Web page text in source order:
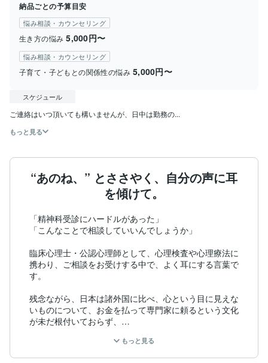
納品ごとの予算目安
悩み相談・カウンセリング
生き方の悩み 5,000円〜
悩み相談・カウンセリング
子育て・子どもとの関係性の悩み 5,000円〜
スケジュール
ご連絡はいつ頂いても構いませんが、日中は勤務の...
もっと見る
“あのね、” とささやく、自分の声に耳
を傾けて。
「精神科受診にハードルがあった」
「こんなことで相談していいんでしょうか」
臨床心理士・公認心理師として、心理検査や心理療法に
携わり、ご相談をお受けする中で、よく耳にする言葉で
す。
残念ながら、日本は諸外国に比べ、心という目に見えな
いものについて、お金を払って専門家に頼るという文化
が未だ根付いておらず、
過小評価されている現状があります。
ほとんどの人が専属のカウンセラーを持ち、美容院感覚
もっと見る